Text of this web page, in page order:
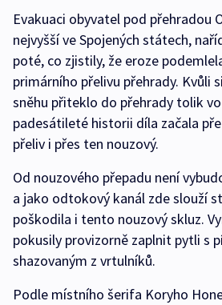
Evakuaci obyvatel pod přehradou
nejvyšší ve Spojených státech,
poté, co zjistily, že eroze
primárního přelivu přehrady. Kvůli
sněhu přiteklo do přehrady tolik
padesátileté historii díla začala
přeliv i přes ten nouzový.
Od nouzového přepadu není
a jako odtokový kanál zde slouží
poškodila i tento nouzový skluz.
pokusily provizorně zaplnit pytli s
shazovaným z vrtulníků.
Podle místního šerifa Koryho